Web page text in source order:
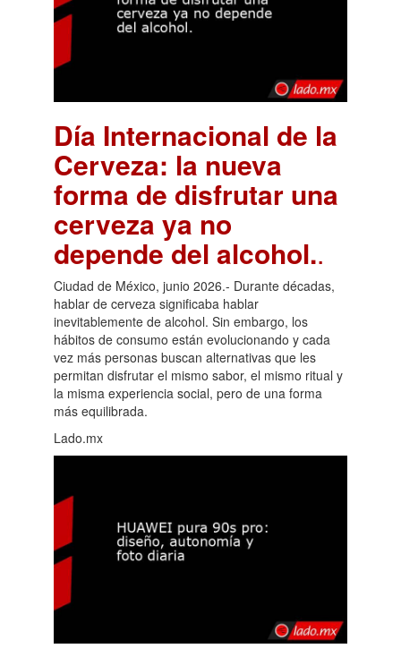
Día Internacional de la
Cerveza: la nueva
forma de disfrutar una
cerveza ya no
depende del alcohol..
Ciudad de México, junio 2026.- Durante décadas,
hablar de cerveza significaba hablar
inevitablemente de alcohol. Sin embargo, los
hábitos de consumo están evolucionando y cada
vez más personas buscan alternativas que les
permitan disfrutar el mismo sabor, el mismo ritual y
la misma experiencia social, pero de una forma
más equilibrada.
Lado.mx